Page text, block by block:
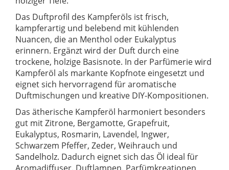
Das Duftprofil des Kampferöls ist frisch,
kampferartig und belebend mit kühlenden
Nuancen, die an Menthol oder Eukalyptus
erinnern. Ergänzt wird der Duft durch eine
trockene, holzige Basisnote. In der Parfümerie wird
Kampferöl als markante Kopfnote eingesetzt und
eignet sich hervorragend für aromatische
Duftmischungen und kreative DIY-Kompositionen.
Das ätherische Kampferöl harmoniert besonders
gut mit Zitrone, Bergamotte, Grapefruit,
Eukalyptus, Rosmarin, Lavendel, Ingwer,
Schwarzem Pfeffer, Zeder, Weihrauch und
Sandelholz. Dadurch eignet sich das Öl ideal für